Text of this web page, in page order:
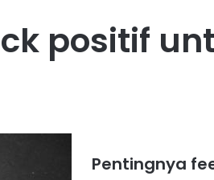
positif
Pentingnya